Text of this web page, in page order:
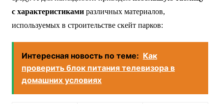
с характеристикамиразличных материалов,
используемых в строительстве скейт парков:
Интересная новость по теме: Как
проверить блок питания телевизора в
домашних условиях